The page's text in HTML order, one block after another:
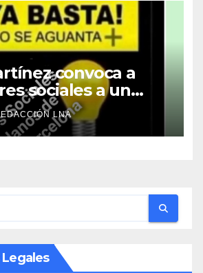
convoca a
sociales a un
estratégico este
en contra
y malos
LNA